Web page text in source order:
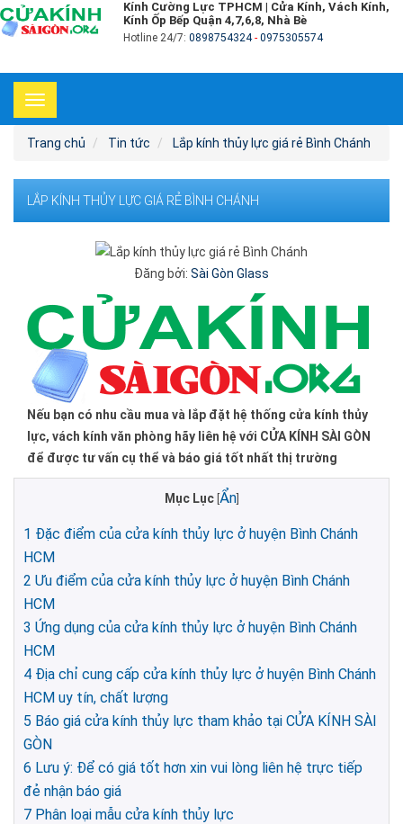
Kính Cường Lực TPHCM | Cửa Kính, Vách Kính,
Kính Ốp Bếp Quận 4,7,6,8, Nhà Bè
Hotline 24/7: 0898754324- 0975305574
Toggle
navigation
Trang chủ
Tin tức Lắp kính thủy lực giá rẻ Bình Chánh
LẮP KÍNH THỦY LỰC GIÁ RẺ BÌNH CHÁNH
Đăng bởi: Sài Gòn Glass
Nếu bạn có nhu cầu mua và lắp đặt hệ thống cửa kính thủy
lực, vách kính văn phòng hãy liên hệ với CỬA KÍNH SÀI GÒN
để được tư vấn cụ thể và báo giá tốt nhất thị trường
Mục Lục Ẩn]
1 Đặc điểm của cửa kính thủy lực ở huyện Bình Chánh
HCM
2 Ưu điểm của cửa kính thủy lực ở huyện Bình Chánh
HCM
3 Ứng dụng của cửa kính thủy lực ở huyện Bình Chánh
HCM
4 Địa chỉ cung cấp cửa kính thủy lực ở huyện Bình Chánh
HCM uy tín, chất lượng
5 Báo giá cửa kính thủy lực tham khảo tại CỬA KÍNH SÀI
GÒN
6 Lưu ý: Để có giá tốt hơn xin vui lòng liên hệ trực tiếp
đẻ nhận báo giá
7 Phân loại mẫu cửa kính thủy lực